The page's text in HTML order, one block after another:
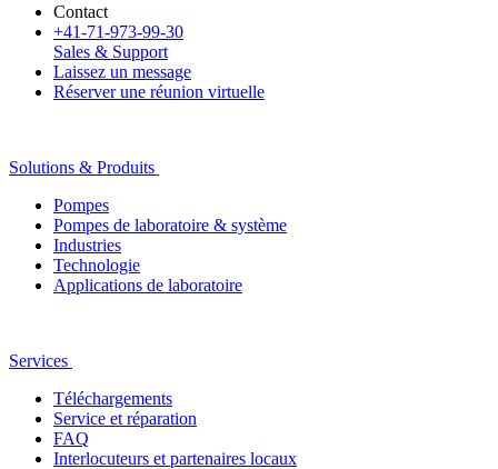
Contact
+41-71-973-99-30
Sales & Support
Laissez un message
Réserver une réunion virtuelle
Solutions & Produits
Pompes
Pompes de laboratoire & système
Industries
Technologie
Applications de laboratoire
Services
Téléchargements
Service et réparation
FAQ
Interlocuteurs et partenaires locaux